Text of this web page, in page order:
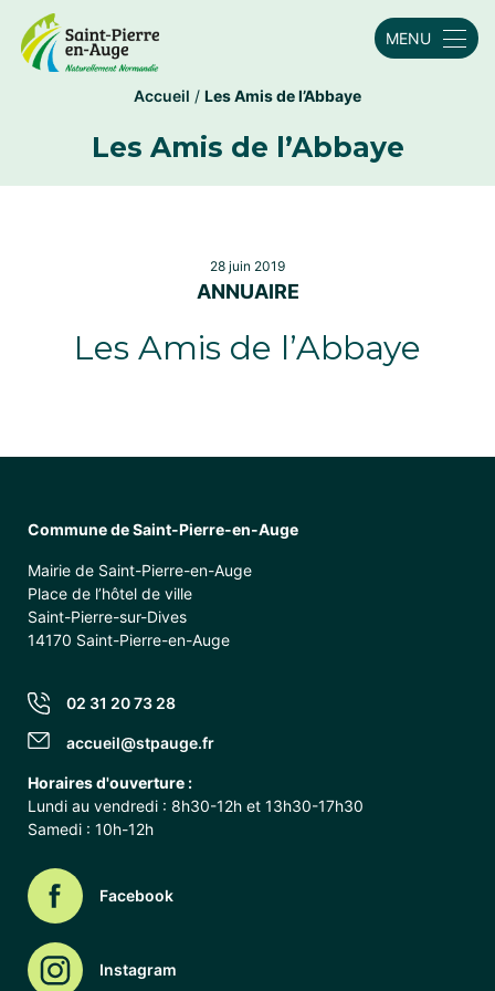
MENU
Accueil / Les Amis de l’Abbaye
Les Amis de l’Abbaye
28 juin 2019
ANNUAIRE
Les Amis de l’Abbaye
Commune de Saint-Pierre-en-Auge
Mairie de Saint-Pierre-en-Auge
Place de l’hôtel de ville
Saint-Pierre-sur-Dives
14170 Saint-Pierre-en-Auge
02 31 20 73 28
accueil@stpauge.fr
Horaires d'ouverture :
Lundi au vendredi : 8h30-12h et 13h30-17h30
Samedi : 10h-12h
Facebook
Instagram